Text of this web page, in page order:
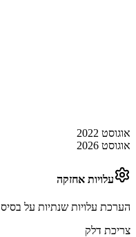
אוגוסט 2022
אוגוסט 2026
עלויות אחזקה
הערכת עלויות שנתיות על בסיס 15,000 ק״מ בשנה
צריכת דלק